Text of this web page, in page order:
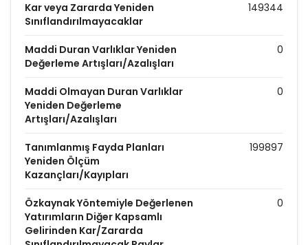
Kar veya Zararda Yeniden
Sınıflandırılmayacaklar
149344
Maddi Duran Varlıklar Yeniden
Değerleme Artışları/Azalışları
0
Maddi Olmayan Duran Varlıklar
Yeniden Değerleme
Artışları/Azalışları
0
Tanımlanmış Fayda Planları
Yeniden Ölçüm
Kazançları/Kayıpları
199897
Özkaynak Yöntemiyle Değerlenen
Yatırımların Diğer Kapsamlı
Gelirinden Kar/Zararda
0